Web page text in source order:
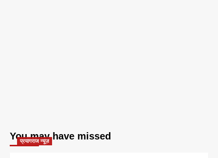
You may have missed
प्रयागराज न्यूज़